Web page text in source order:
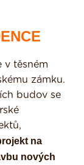
v těsném
zámku.
budov se
na
nových